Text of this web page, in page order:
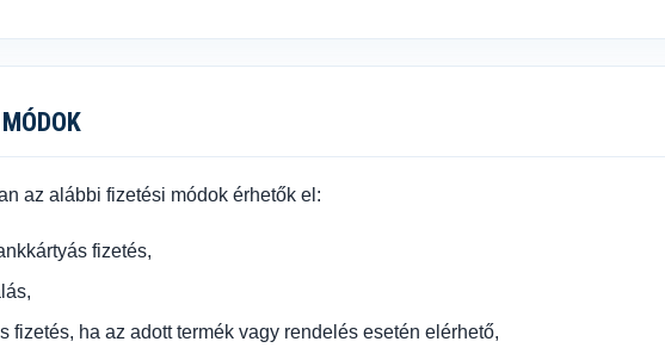
az alábbi fizetési módok érhetők el:
fizetés,
fizetés, ha az adott termék vagy rendelés esetén elérhető,